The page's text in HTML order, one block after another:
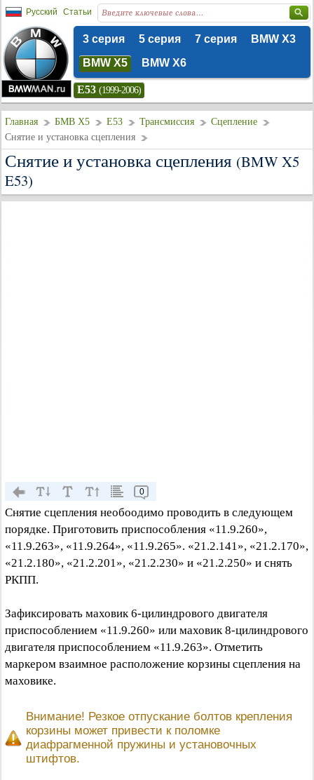
Русский Статьи
3 серия 5 серия 7 серия
BMW X3
BMW X5
BMW X6
E53 (1999-2006)
Главная БМВ Х5 E53 Трансмиссия
Сцепление
Снятие и установка сцепления
Снятие и установка сцепления (BMW X5
E53)
0
Снятие сцепления необоодимо проводить в следующем
порядке. Приготовить приспособления «11.9.260»,
«11.9.263», «11.9.264», «11.9.265». «21.2.141», «21.2.170»,
«21.2.180», «21.2.201», «21.2.230» и «21.2.250» и снять
РКПП.
Зафиксировать маховик 6-цилиндрового двигателя
приспособлением «11.9.260» или маховик 8-цилиндрового
двигателя приспособлением «11.9.263». Отметить
маркером взаимное расположение корзины сцепления на
маховике.
Внимание! Резкое отпускание болтов крепления
корзины может привести к поломке
диафрагменной пружины и установочных
штифтов.